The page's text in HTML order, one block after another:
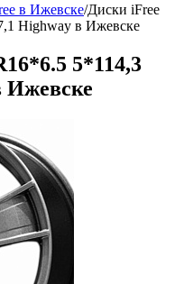
в Ижевске/Диски iFree
Highway в Ижевске
5*114,3
Ижевске